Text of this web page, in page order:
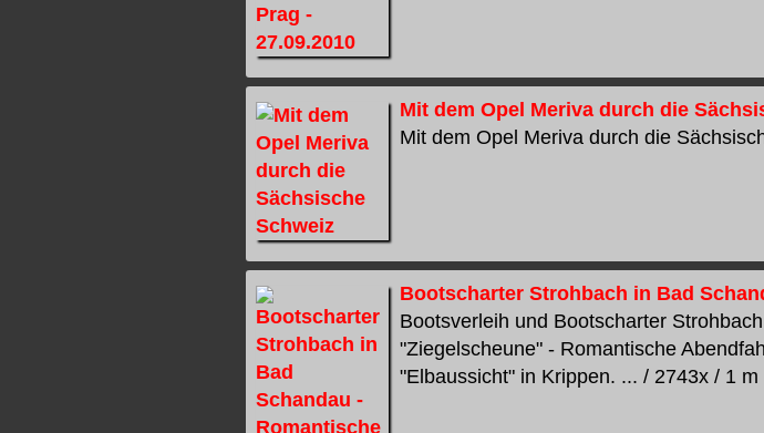
Mit dem Opel Meriva durch die
Mit dem Opel Meriva durch die
Bootscharter Strohbach in Bad
Bootsverleih und Bootscharter
"Ziegelscheune" - Romantische
"Elbaussicht" in Krippen. ... / 2743x / 1